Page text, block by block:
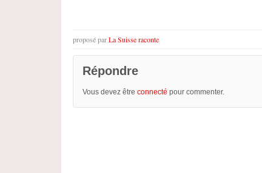
proposé parLa Suisse raconte
Répondre
Vous devez être connecté pour commenter.